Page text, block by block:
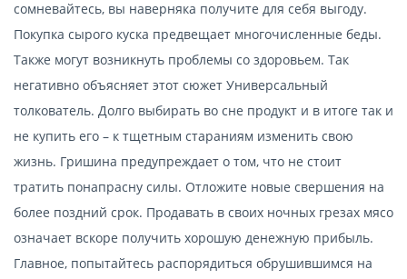
сомневайтесь, вы наверняка получите для себя выгоду.
Покупка сырого куска предвещает многочисленные беды.
Также могут возникнуть проблемы со здоровьем. Так
негативно объясняет этот сюжет Универсальный
толкователь. Долго выбирать во сне продукт и в итоге так и
не купить его – к тщетным стараниям изменить свою
жизнь. Гришина предупреждает о том, что не стоит
тратить понапрасну силы. Отложите новые свершения на
более поздний срок. Продавать в своих ночных грезах мясо
означает вскоре получить хорошую денежную прибыль.
Главное, попытайтесь распорядиться обрушившимся на